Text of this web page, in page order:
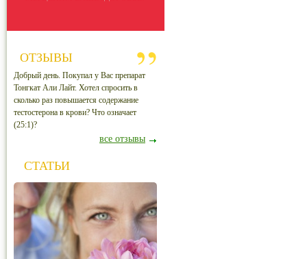
ОТЗЫВЫ
Добрый день. Покупал у Вас препарат
Тонгкат Али Лайт. Хотел спросить в
сколько раз повышается содержание
тестостерона в крови? Что означает
(25:1)?
все отзывы
СТАТЬИ